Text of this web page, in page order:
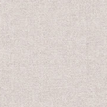
760円